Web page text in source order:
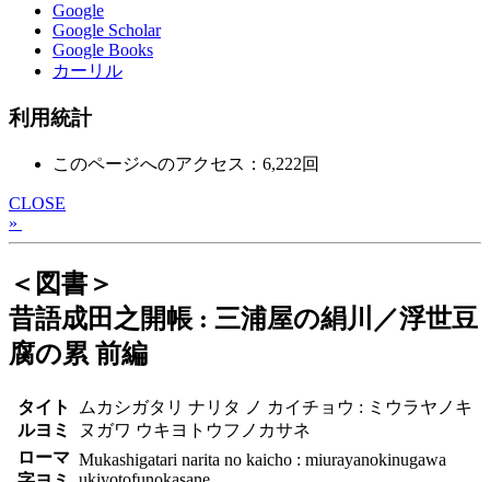
Google
Google Scholar
Google Books
カーリル
利用統計
このページへのアクセス：6,222回
CLOSE
»
＜図書＞
昔語成田之開帳 : 三浦屋の絹川／浮世豆
腐の累 前編
タイト
ルヨミ
ムカシガタリ ナリタ ノ カイチョウ : ミウラヤノキ
ヌガワ ウキヨトウフノカサネ
ローマ Mukashigatari narita no kaicho : miurayanokinugawa